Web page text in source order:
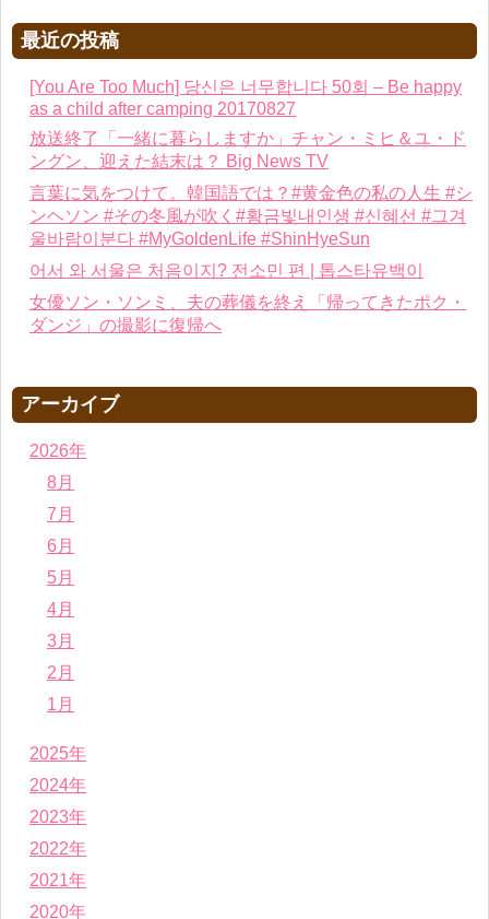
最近の投稿
[You Are Too Much] 당신은 너무합니다 50회 – Be happy
as a child after camping 20170827
放送終了「一緒に暮らしますか」チャン・ミヒ＆ユ・ド
ングン、迎えた結末は？ Big News TV
言葉に気をつけて。韓国語では？#黄金色の私の人生 #シ
ンヘソン #その冬風が吹く#황금빛내인생 #신혜선 #그겨
울바람이분다 #MyGoldenLife #ShinHyeSun
어서 와 서울은 처음이지? 전소민 편 | 톱스타유백이
女優ソン・ソンミ、夫の葬儀を終え「帰ってきたポク・
ダンジ」の撮影に復帰へ
アーカイブ
2026年
8月
7月
6月
5月
4月
3月
2月
1月
2025年
2024年
2023年
2022年
2021年
2020年